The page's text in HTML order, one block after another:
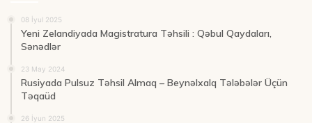
08 İyul 2025
Yeni Zelandiyada Magistratura Təhsili : Qəbul Qaydaları,
Sənədlər
23 May 2024
Rusiyada Pulsuz Təhsil Almaq – Beynəlxalq Tələbələr Üçün
Təqaüd
26 İyun 2025